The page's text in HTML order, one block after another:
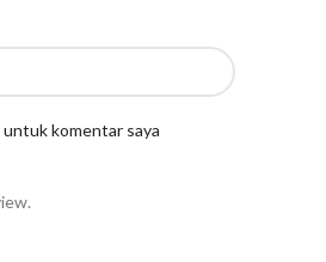
untuk komentar saya